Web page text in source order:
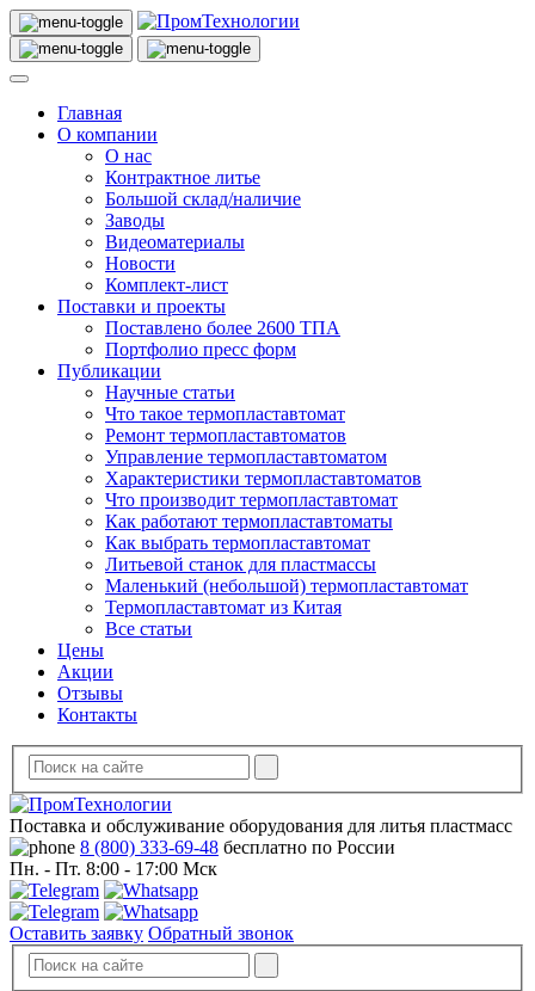
Главная
О компании
О нас
Контрактное литье
Большой склад/наличие
Заводы
Видеоматериалы
Новости
Комплект-лист
Поставки и проекты
Поставлено более 2600 ТПА
Портфолио пресс форм
Публикации
Научные статьи
Что такое термопластавтомат
Ремонт термопластавтоматов
Управление термопластавтоматом
Характеристики термопластавтоматов
Что производит термопластавтомат
Как работают термопластавтоматы
Как выбрать термопластавтомат
Литьевой станок для пластмассы
Маленький (небольшой) термопластавтомат
Термопластавтомат из Китая
Все статьи
Цены
Акции
Отзывы
Контакты
Поставка и обслуживание оборудования для литья пластмасс
8 (800) 333-69-48 бесплатно по России
Пн. - Пт. 8:00 - 17:00 Мск
Оставить заявку Обратный звонок